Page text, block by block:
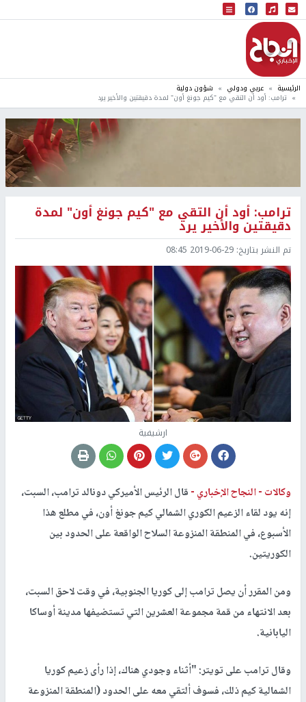
البث المباشر
إذاعة النجاح
الرئيسية عربي ودولي شؤون دولية
ترامب: أود أن التقي مع "كيم جونغ أون" لمدة دقيقتين والأخير يرد
ترامب: أود أن التقي مع "كيم جونغ أون" لمدة
دقيقتين والأخير يرد
تم النشر بتاريخ: 2019-06-29 08:45
ارشيفية
وكالات -النجاح الإخباري -قال الرئيس الأميركي دونالد ترامب، السبت،
إنه يود لقاء الزعيم الكوري الشمالي كيم جونغ أون، في مطلع هذا
الأسبوع، في المنطقة المنزوعة السلاح الواقعة على الحدود بين
الكوريتين.
ومن المقرر أن يصل ترامب إلى كوريا الجنوبية، في وقت لاحق السبت،
بعد الانتهاء من قمة مجموعة العشرين التي تستضيفها مدينة أوساكا
اليابانية.
وقال ترامب على تويتر: "أثناء وجودي هناك، إذا رأى زعيم كوريا
الشمالية كيم ذلك، فسوف ألتقي معه على الحدود (المنطقة المنزوعة